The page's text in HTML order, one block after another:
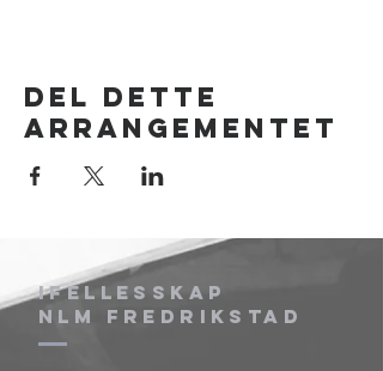
Del dette
arrangementet
ifellesskap
NLM FREDRIKSTAD